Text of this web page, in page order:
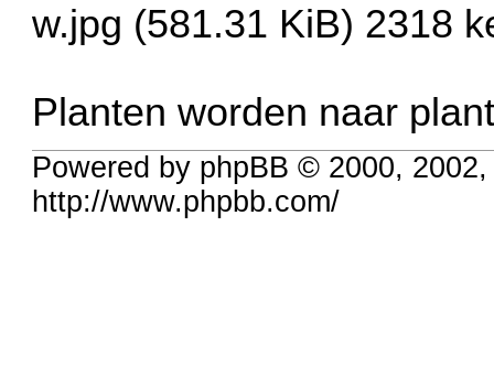
w.jpg (581.31 KiB) 2318
Planten worden naar
Powered by phpBB © 2000,
http://www.phpbb.com/